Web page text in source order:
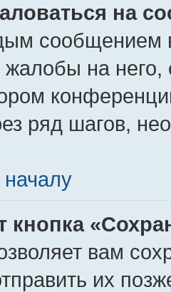
на
сообщением
жалобы на
ряд шагов,
началу
кнопка
вам
их